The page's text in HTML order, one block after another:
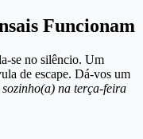
Funcionam
se no silêncio. Um
de escape. Dá-vos um
na terça-feira